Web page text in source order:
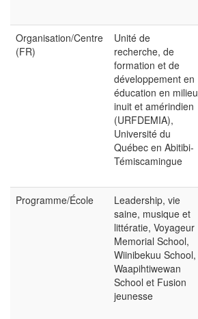
Organisation/Centre
(FR)
Unité de
recherche, de
formation et de
développement en
éducation en milieu
inuit et amérindien
(URFDEMIA),
Université du
Québec en Abitibi-
Témiscamingue
Programme/École
Leadership, vie
saine, musique et
littératie, Voyageur
Memorial School,
Wiinibekuu School,
Waapihtiwewan
School et Fusion
jeunesse